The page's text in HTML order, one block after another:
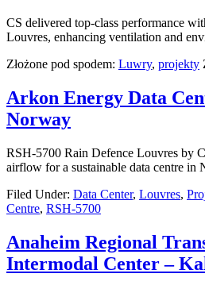
CS delivered top-class performance
Louvres, enhancing ventilation and
Złożone pod spodem: Luwry, projekty
Arkon Energy Data
Norway
RSH-5700 Rain Defence Louvres by
airflow for a sustainable data centre in
Filed Under: Data Center, Louvres,
Centre, RSH-5700
Anaheim Regional
Intermodal Center –